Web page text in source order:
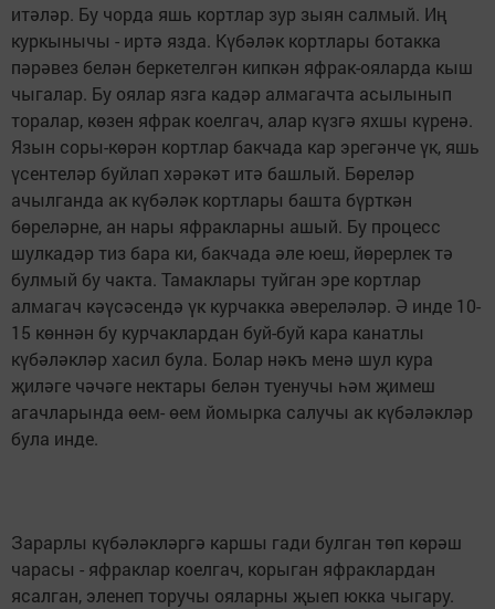
итәләр. Бу чорда яшь кортлар зур зыян сал­мый. Иң
куркынычы - иртә язда. Күбәләк кортлары ботакка
пәрәвез белән беркетелгән кипкән яф­рак-ояларда кыш
чыгалар. Бу оялар язга кадәр ал­магачта асылынып
тора­лар, көзен яфрак коелгач, алар күзгә яхшы күренә.
Язын соры-көрән корт­лар бакчада кар эрегәнче үк, яшь
үсентеләр буй­лап хәрәкәт итә башлый. Бөреләр
ачылганда ак күбәләк кортлары башта бүрткән
бөреләрне, ан нары яфракларны ашый. Бу процесс
шулкадәр тиз бара ки, бакчада әле юеш, йөрерлек тә
булмый бу чакта. Тамаклары туй­ган эре кортлар
алмагач кәүсәсендә үк курчакка әвереләләр. Ә инде 10-
15 көннән бу курчаклар­дан буй-буй кара канатлы
күбәләкләр хасил була. Болар нәкъ менә шул кура
җиләге чәчәге не­ктары белән туенучы һәм җимеш
агачларында өем- өем йомырка салучы ак күбәләкләр
була инде.
Зарарлы күбәләкләргә каршы гади булган төп көрәш
чарасы - яфраклар коелгач, корыган яфрак­лардан
ясалган, эленеп торучы ояларны җыеп юкка чыгару.